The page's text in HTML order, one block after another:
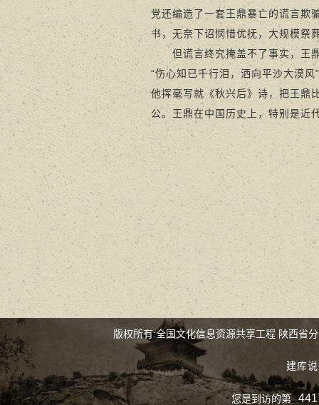
党还编造了一套王鼎暴亡的谎言欺
书，无奈下诏悯惜优抚，大规模祭
但谎言终究掩盖不了事实，王鼎
“伤心知已千行泪，洒向平沙大漠
他挥毫写就《秋兴后》诗，把王鼎
公。王鼎在中国历史上，特别是近
版权所有:全国文化信息资源共享工程 陕西省
建库
您是到访的第